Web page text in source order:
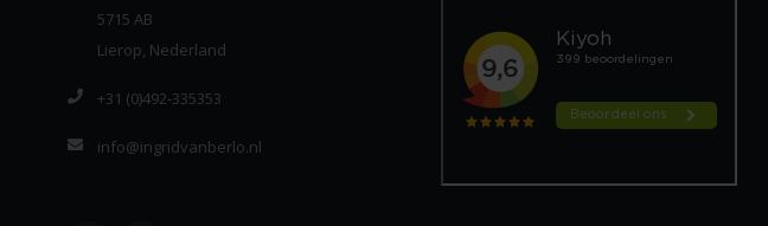
5715 AB
Lierop, Nederland
+31 (0)492-335353
info@ingridvanberlo.nl